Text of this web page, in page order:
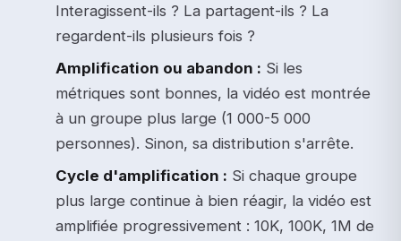
Interagissent-ils ? La partagent-ils ? La
regardent-ils plusieurs fois ?
Amplification ou abandon : Si les
métriques sont bonnes, la vidéo est montrée
à un groupe plus large (1 000-5 000
personnes). Sinon, sa distribution s'arrête.
Cycle d'amplification : Si chaque groupe
plus large continue à bien réagir, la vidéo est
amplifiée progressivement : 10K, 100K, 1M de